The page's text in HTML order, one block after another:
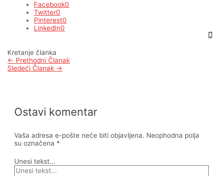
Facebook0
Twitter0
Pinterest0
LinkedIn0
Kretanje članka
← Prethodni Članak
Sledeći Članak →
Ostavi komentar
Vaša adresa e-pošte neće biti objavljena. Neophodna polja
su označena *
Unesi tekst...